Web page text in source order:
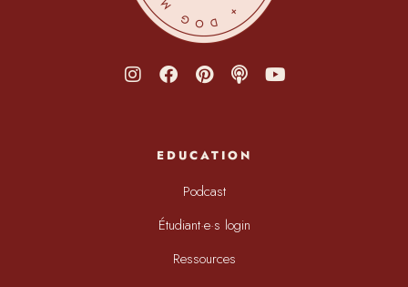
EDUCATION
Podcast
Étudiant·e·s login
Ressources